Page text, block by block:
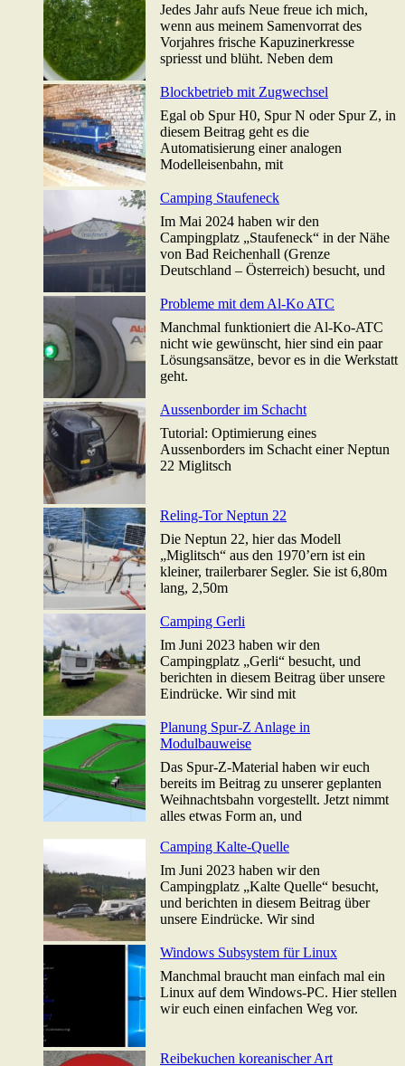
Jedes Jahr aufs Neue freue ich mich,
wenn aus meinem Samenvorrat des
Vorjahres frische Kapuzinerkresse
spriesst und blüht. Neben dem
Blockbetrieb mit Zugwechsel
Egal ob Spur H0, Spur N oder Spur Z, in
diesem Beitrag geht es die
Automatisierung einer analogen
Modelleisenbahn, mit
Camping Staufeneck
Im Mai 2024 haben wir den
Campingplatz „Staufeneck“ in der Nähe
von Bad Reichenhall (Grenze
Deutschland – Österreich) besucht, und
Probleme mit dem Al-Ko ATC
Manchmal funktioniert die Al-Ko-ATC
nicht wie gewünscht, hier sind ein paar
Lösungsansätze, bevor es in die Werkstatt
geht.
Aussenborder im Schacht
Tutorial: Optimierung eines
Aussenborders im Schacht einer Neptun
22 Miglitsch
Reling-Tor Neptun 22
Die Neptun 22, hier das Modell
„Miglitsch“ aus den 1970’ern ist ein
kleiner, trailerbarer Segler. Sie ist 6,80m
lang, 2,50m
Camping Gerli
Im Juni 2023 haben wir den
Campingplatz „Gerli“ besucht, und
berichten in diesem Beitrag über unsere
Eindrücke. Wir sind mit
Planung Spur-Z Anlage in
Modulbauweise
Das Spur-Z-Material haben wir euch
bereits im Beitrag zu unserer geplanten
Weihnachtsbahn vorgestellt. Jetzt nimmt
alles etwas Form an, und
Camping Kalte-Quelle
Im Juni 2023 haben wir den
Campingplatz „Kalte Quelle“ besucht,
und berichten in diesem Beitrag über
unsere Eindrücke. Wir sind
Windows Subsystem für Linux
Manchmal braucht man einfach mal ein
Linux auf dem Windows-PC. Hier stellen
wir euch einen einfachen Weg vor.
Reibekuchen koreanischer Art